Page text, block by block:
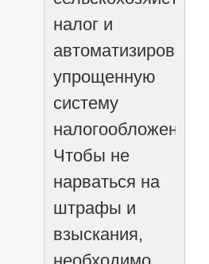
налог и
упрощенную
систему
налогообложения.
Чтобы не
нарваться на
штрафы и
взыскания,